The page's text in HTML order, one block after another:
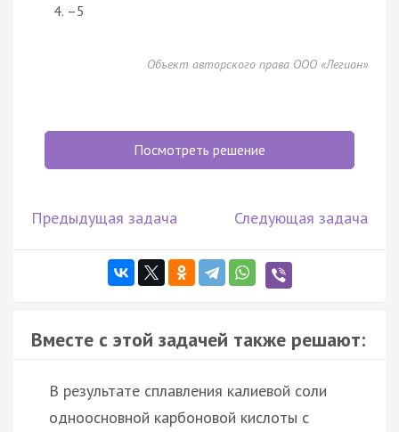
–5
Объект авторского права ООО «Легион»
Посмотреть решение
Предыдущая задача Следующая задача
Вместе с этой задачей также решают:
В результате сплавления калиевой соли
однооснoвной карбоновой кислоты с